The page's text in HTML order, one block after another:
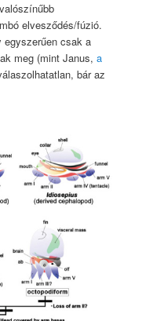
elvesződés/fúzió.
egyszerűen csak a
meg (mint Janus,a
bár az